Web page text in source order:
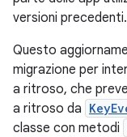
versioni precedenti.
Questo
migrazione per
a ritroso, che
a ritroso da
classe con metodi